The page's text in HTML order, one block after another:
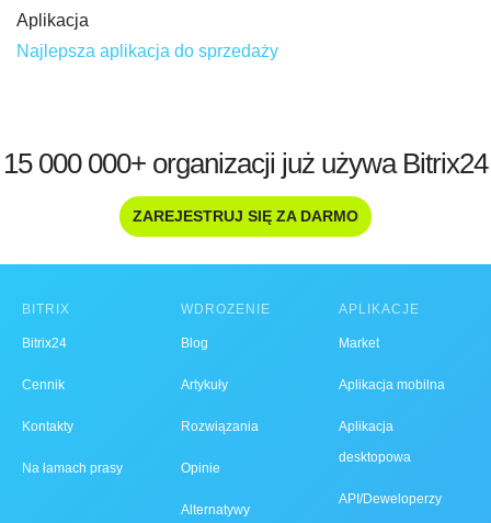
Aplikacja
Najlepsza aplikacja do sprzedaży
15 000 000+ organizacji już używa Bitrix24
ZAREJESTRUJ SIĘ ZA DARMO
BITRIX
Bitrix24
Cennik
Kontakty
Na łamach prasy
WDROŻENIE
Blog
Artykuły
Rozwiązania
Opinie
Alternatywy
APLIKACJE
Market
Aplikacja mobilna
Aplikacja
desktopowa
API/Deweloperzy